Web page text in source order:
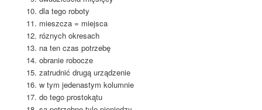
dla tego roboty
mieszcza = miejsca
róznych okresach
na ten czas potrzebę
obranie robocze
zatrudnić drugą urządzenie
w tym jedenastym kolumnie
do tego prostokątu